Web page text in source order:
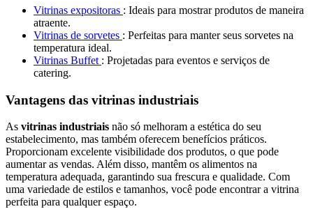
Vitrinas expositoras : Ideais para mostrar produtos de maneira
atraente.
Vitrinas de sorvetes : Perfeitas para manter seus sorvetes na
temperatura ideal.
Vitrinas Buffet : Projetadas para eventos e serviços de
catering.
Vantagens das vitrinas industriais
As vitrinas industriais não só melhoram a estética do seu
estabelecimento, mas também oferecem benefícios práticos.
Proporcionam excelente visibilidade dos produtos, o que pode
aumentar as vendas. Além disso, mantêm os alimentos na
temperatura adequada, garantindo sua frescura e qualidade. Com
uma variedade de estilos e tamanhos, você pode encontrar a vitrina
perfeita para qualquer espaço.